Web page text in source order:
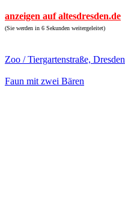
anzeigen auf altesdresden.de
(Sie werden in 6 Sekunden weitergeleitet)
Zoo / Tiergartenstraße, Dresden
Faun mit zwei Bären